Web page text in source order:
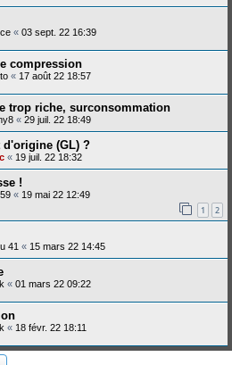
« 03 sept. 22 16:39
compression
« 17 août 22 18:57
trop riche, surconsommation
« 29 juil. 22 18:49
d'origine (GL) ?
« 19 juil. 22 18:32
!
« 19 mai 22 12:49
1 2
41 « 15 mars 22 14:45
« 01 mars 22 09:22
« 18 févr. 22 18:11